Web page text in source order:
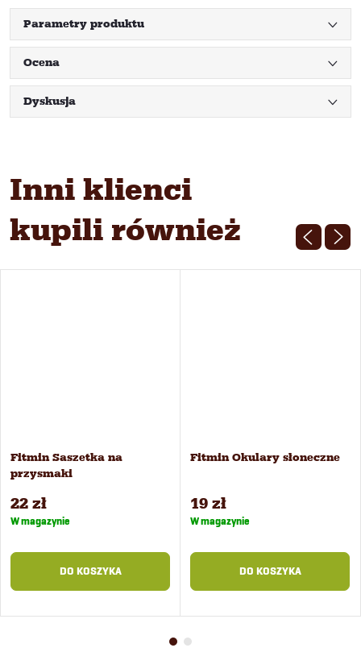
Parametry produktu
Ocena
Dyskusja
Inni klienci
kupili również
Fitmin Saszetka na
przysmaki
22 zł
W magazynie
DO KOSZYKA
Fitmin Okulary słoneczne
19 zł
W magazynie
DO KOSZYKA